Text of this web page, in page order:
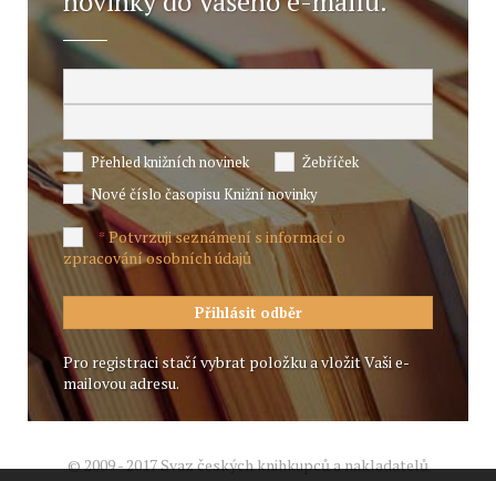
Přehled knižních novinek
Žebříček
Nové číslo časopisu Knižní novinky
*Potvrzuji seznámení s informací o
zpracování osobních údajů
Pro registraci stačí vybrat položku a vložit Vaši e-
mailovou adresu.
© 2009 - 2017 Svaz českých knihkupců a nakladatelů